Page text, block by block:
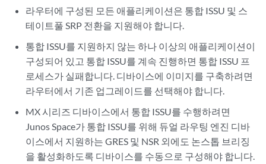
라우터에 구성된 모든 애플리케이션은 통합 ISSU 및 스
테이트풀 SRP 전환을 지원해야 합니다.
통합 ISSU를 지원하지 않는 하나 이상의 애플리케이션이
구성되어 있고 통합 ISSU를 계속 진행하면 통합 ISSU 프
로세스가 실패합니다. 디바이스에 이미지를 구축하려면
라우터에서 기존 업그레이드를 선택해야 합니다.
MX 시리즈 디바이스에서 통합 ISSU를 수행하려면
Junos Space가 통합 ISSU를 위해 듀얼 라우팅 엔진 디바
이스에서 지원하는 GRES 및 NSR 외에도 논스톱 브리징
을 활성화하도록 디바이스를 수동으로 구성해야 합니다.